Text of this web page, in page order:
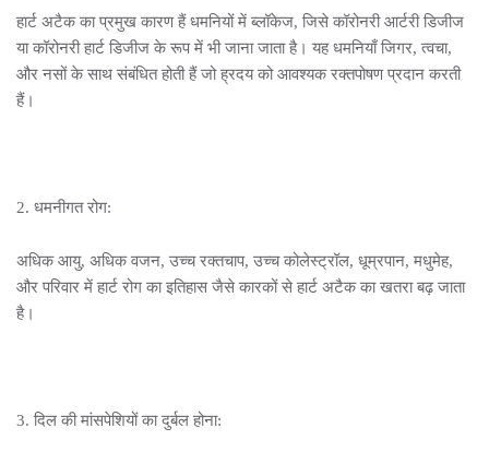
हार्ट अटैक का प्रमुख कारण हैं धमनियों में ब्लॉकेज, जिसे कॉरोनरी आर्टरी डिजीज
या कॉरोनरी हार्ट डिजीज के रूप में भी जाना जाता है। यह धमनियाँ जिगर, त्वचा,
और नसों के साथ संबंधित होती हैं जो ह्रदय को आवश्यक रक्तपोषण प्रदान करती
हैं।
2. धमनीगत रोग:
अधिक आयु, अधिक वजन, उच्च रक्तचाप, उच्च कोलेस्ट्रॉल, धूम्रपान, मधुमेह,
और परिवार में हार्ट रोग का इतिहास जैसे कारकों से हार्ट अटैक का खतरा बढ़ जाता
है।
3. दिल की मांसपेशियों का दुर्बल होना: